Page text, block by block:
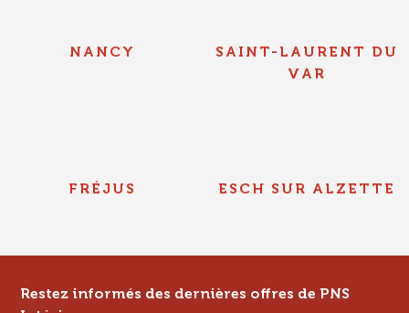
NANCY
SAINT-LAURENT DU
VAR
FRÉJUS ESCH SUR ALZETTE
Restez informés des dernières offres de PNS